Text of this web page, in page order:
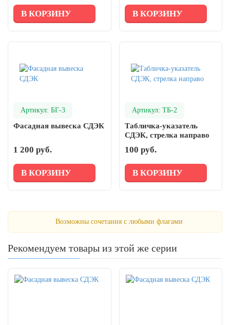
В КОРЗИНУ В КОРЗИНУ
Артикул: БГ-3
Фасадная вывеска СДЭК
1 200 руб.
В КОРЗИНУ
Артикул: ТБ-2
Табличка-указатель
СДЭК, стрелка направо
100 руб.
В КОРЗИНУ
Возможны сочетания с любыми флагами
Рекомендуем товары из этой же серии